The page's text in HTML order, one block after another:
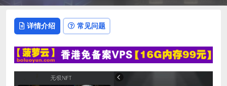
详情介绍 常见问题